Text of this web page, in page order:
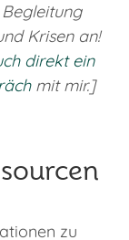
Krisen an!
direkt ein
mit mir.]
zu